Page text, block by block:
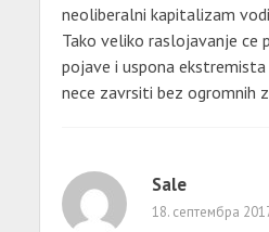
neoliberalni kapitalizam
Tako veliko raslojavanje ce
pojave i uspona
nece zavrsiti bez ogromnih
Sale
18. септембра